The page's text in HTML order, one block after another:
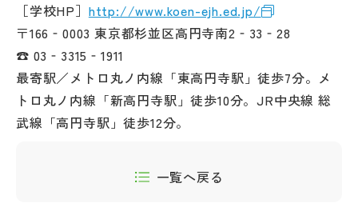
［学校HP］ http://www.koen-ejh.ed.jp/
〒166‐0003 東京都杉並区高円寺南2‐33‐28
☎ 03‐3315‐1911
最寄駅／メトロ丸ノ内線「東高円寺駅」徒歩7分。メ
トロ丸ノ内線「新高円寺駅」徒歩10分。JR中央線 総
武線「高円寺駅」徒歩12分。
一覧へ戻る